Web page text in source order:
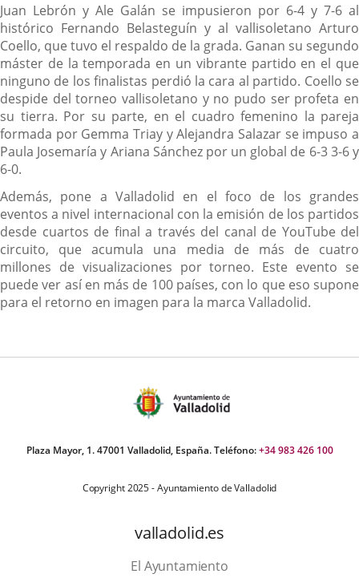
Juan Lebrón y Ale Galán se impusieron por 6-4 y 7-6 al
histórico Fernando Belasteguín y al vallisoletano Arturo
Coello, que tuvo el respaldo de la grada. Ganan su segundo
máster de la temporada en un vibrante partido en el que
ninguno de los finalistas perdió la cara al partido. Coello se
despide del torneo vallisoletano y no pudo ser profeta en
su tierra. Por su parte, en el cuadro femenino la pareja
formada por Gemma Triay y Alejandra Salazar se impuso a
Paula Josemaría y Ariana Sánchez por un global de 6-3 3-6 y
6-0.
Además, pone a Valladolid en el foco de los grandes
eventos a nivel internacional con la emisión de los partidos
desde cuartos de final a través del canal de YouTube del
circuito, que acumula una media de más de cuatro
millones de visualizaciones por torneo. Este evento se
puede ver así en más de 100 países, con lo que eso supone
para el retorno en imagen para la marca Valladolid.
Plaza Mayor, 1. 47001 Valladolid, España. Teléfono:+34 983 426 100
Copyright 2025 - Ayuntamiento de Valladolid
valladolid.es
El Ayuntamiento